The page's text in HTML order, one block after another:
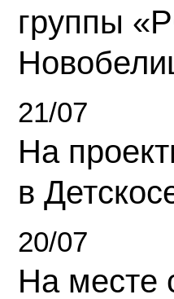
группы
21/07
На
в
20/07
На месте